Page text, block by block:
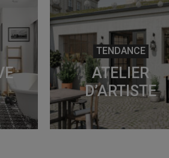
TENDANCE
ATELIER
D’ARTISTE